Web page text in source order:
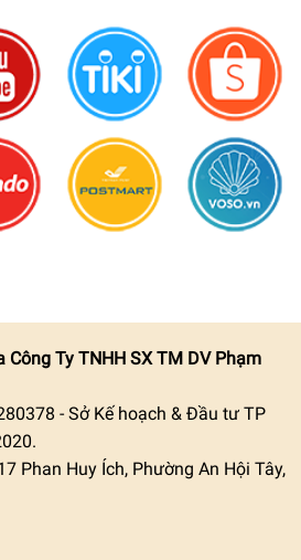
Ty TNHH SX TM DV Phạm
- Sở Kế hoạch & Đầu tư TP
Phan Huy Ích, Phường An Hội Tây,